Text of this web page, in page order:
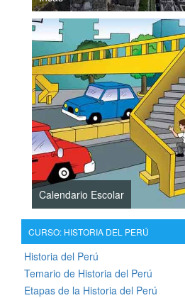
Calendario Escolar
CURSO: HISTORIA DEL PERÚ
Historia del Perú
Temario de Historia del Perú
Etapas de la Historia del Perú